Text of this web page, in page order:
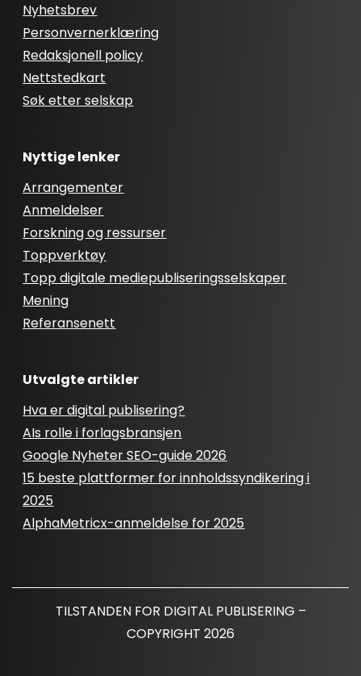
Nyhetsbrev
Personvernerklæring
Redaksjonell policy
Nettstedkart
Søk etter selskap
Nyttige lenker
Arrangementer
Anmeldelser
Forskning og ressurser
Toppverktøy
Topp digitale mediepubliseringsselskaper
Mening
Referansenett
Utvalgte artikler
Hva er digital publisering?
AIs rolle i forlagsbransjen
Google Nyheter SEO-guide 2026
15 beste plattformer for innholdssyndikering i
2025
AlphaMetricx-anmeldelse for 2025
TILSTANDEN FOR DIGITAL PUBLISERING –
COPYRIGHT 2026